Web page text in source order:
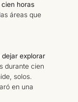
horas
áreas que
explorar
durante cien
solos.
en una